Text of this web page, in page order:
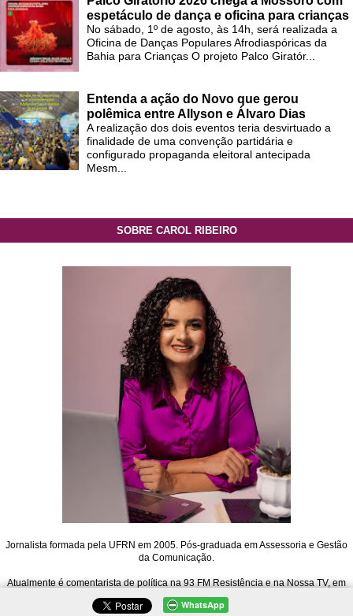
WhatsApp
espetáculo de dança e oficina para crianças
No sábado, 1º de agosto, às 14h, será realizada a
Oficina de Danças Populares Afrodiaspóricas da
Bahia para Crianças O projeto Palco Giratór...
Entenda a ação do Novo que gerou
polêmica entre Allyson e Álvaro Dias
A realização dos dois eventos teria desvirtuado a
finalidade de uma convenção partidária e
configurado propaganda eleitoral antecipada
Mesm...
SOBRE CAROL RIBEIRO
Jornalista formada pela UFRN em 2005. Pós-graduada em Assessoria e Gestão
da Comunicação.
Atualmente é comentarista de política na 93 FM Resistência e na Nossa TV, em
Mossoró. Também atua na Rádio 91 FM de Natal, no Jornal 91, e é editora do
Blog Carol Ribeiro.